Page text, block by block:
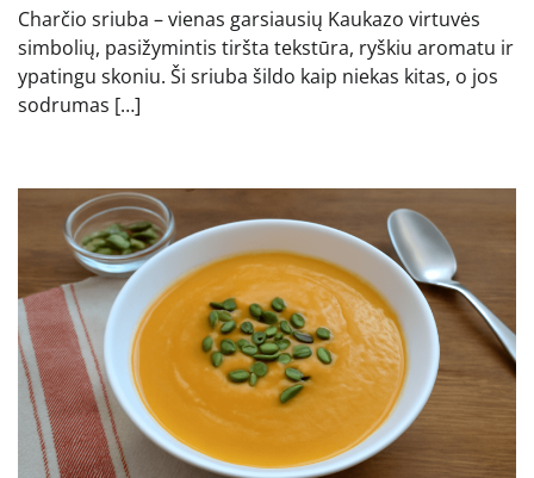
Charčio sriuba – vienas garsiausių Kaukazo virtuvės
simbolių, pasižymintis tiršta tekstūra, ryškiu aromatu ir
ypatingu skoniu. Ši sriuba šildo kaip niekas kitas, o jos
sodrumas […]